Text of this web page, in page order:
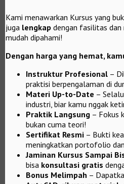
Kami menawarkan Kursus yang
juga lengkap dengan fasilitas
mudah dipahami!
Dengan harga yang hemat,
Instruktur Profesional –
praktisi berpengalaman di
Materi Up-to-Date –
industri, biar kamu nggak
Praktik Langsung – Fokus
bukan cuma teori!
Sertifikat Resmi – Bukti
meningkatkan portofolio
Jaminan Kursus Sampai
bisa konsultasi gratis
Bonus Melimpah –